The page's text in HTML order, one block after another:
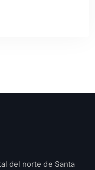
del norte de Santa